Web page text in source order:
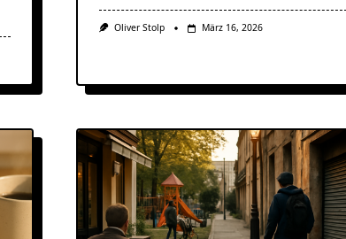
Oliver Stolp März 16, 2026